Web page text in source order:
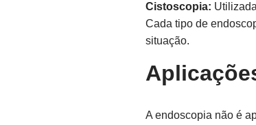
Cistoscopia:
Cada tipo de
situação.
A endoscopia não é